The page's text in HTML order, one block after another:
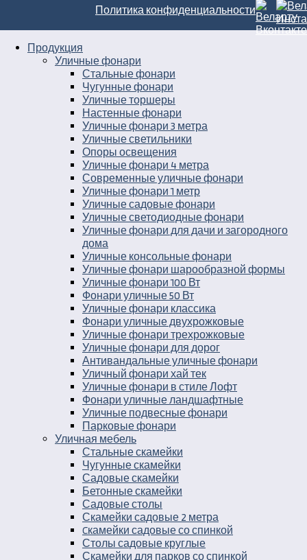
Политика конфиденциальности
Продукция
Уличные фонари
Стальные фонари
Чугунные фонари
Уличные торшеры
Настенные фонари
Уличные фонари 3 метра
Уличные светильники
Опоры освещения
Уличные фонари 4 метра
Современные уличные фонари
Уличные фонари 1 метр
Уличные садовые фонари
Уличные светодиодные фонари
Уличные фонари для дачи и загородного
дома
Уличные консольные фонари
Уличные фонари шарообразной формы
Уличные фонари 100 Вт
Фонари уличные 50 Вт
Уличные фонари классика
Фонари уличные двухрожковые
Уличные фонари трехрожковые
Уличные фонари для дорог
Антивандальные уличные фонари
Уличный фонари хай тек
Уличные фонари в стиле Лофт
Фонари уличные ландшафтные
Уличные подвесные фонари
Парковые фонари
Уличная мебель
Стальные скамейки
Чугунные скамейки
Садовые скамейки
Бетонные скамейки
Садовые столы
Скамейки садовые 2 метра
Cкамейки садовые со спинкой
Столы садовые круглые
Скамейки для парков со спинкой